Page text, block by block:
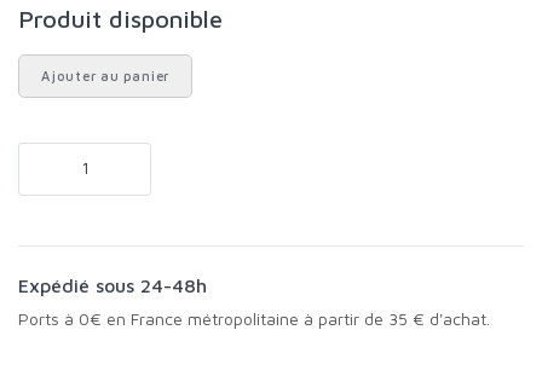
Produit disponible
Ajouter au panier
Expédié sous 24-48h
Ports à 0€ en France métropolitaine à partir de 35 € d'achat.